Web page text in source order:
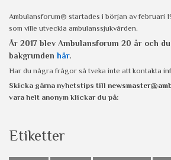
Ambulansforum® startades i början av februari
som ville utveckla ambulanssjukvården.
År 2017 blev Ambulansforum 20 år och
bakgrunden här.
Har du några frågor så tveka inte att kontakta
Skicka gärna nyhetstips till
vara helt anonym klickar du på:
Etiketter